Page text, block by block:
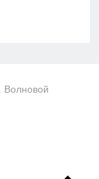
Волновой